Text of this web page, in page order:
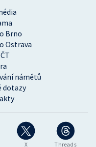
X Threads
Brno
Ostrava
námětů
dotazy